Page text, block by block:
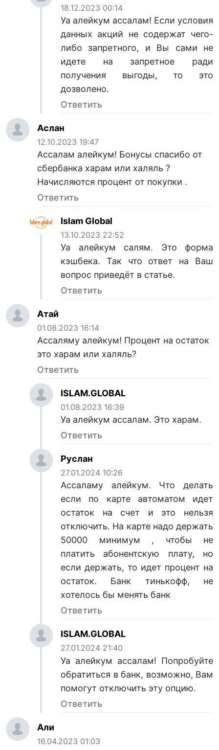
18.12.2023 00:14
Уа алейкум ассалам! Если условия
данных акций не содержат чего-
либо запретного, и Вы сами не
идете на запретное ради
получения выгоды, то это
дозволено.
Ответить
Аслан
12.10.2023 19:47
Ассалам алейкум! Бонусы спасибо от
сбербанка харам или халяль ?
Начисляются процент от покупки .
Ответить
Islam Global
13.10.2023 22:52
Уа алейкум салям. Это форма
кэшбека. Так что ответ на Ваш
вопрос приведёт в статье.
Ответить
Атай
01.08.2023 16:14
Ассаляму алейкум! Процент на остаток
это харам или халяль?
Ответить
ISLAM.GLOBAL
01.08.2023 16:39
Уа алейкум ассалам. Это харам.
Ответить
Руслан
27.01.2024 10:26
Ассаламу алейкум. Что делать
если по карте автоматом идет
остаток на счет и это нельзя
отключить. На карте надо держать
50000 минимум , чтобы не
платить абонентскую плату, но
если держать, то идет процент на
остаток. Банк тинькофф, не
хотелось бы менять банк
Ответить
ISLAM.GLOBAL
27.01.2024 21:40
Уа алейкум ассалам! Попробуйте
обратиться в банк, возможно, Вам
помогут отключить эту опцию.
Ответить
Али
16.04.2023 01:03